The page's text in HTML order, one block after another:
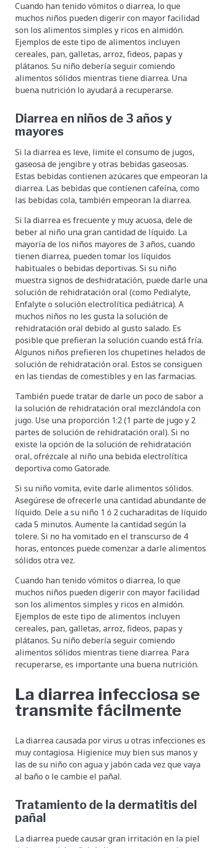
Cuando han tenido vómitos o diarrea, lo que
muchos niños pueden digerir con mayor facilidad
son los alimentos simples y ricos en almidón.
Ejemplos de este tipo de alimentos incluyen
cereales, pan, galletas, arroz, fideos, papas y
plátanos. Su niño debería seguir comiendo
alimentos sólidos mientras tiene diarrea. Una
buena nutrición lo ayudará a recuperarse.
Diarrea en niños de 3 años y
mayores
Si la diarrea es leve, limite el consumo de jugos,
gaseosa de jengibre y otras bebidas gaseosas.
Estas bebidas contienen azúcares que empeoran la
diarrea. Las bebidas que contienen cafeína, como
las bebidas cola, también empeoran la diarrea.
Si la diarrea es frecuente y muy acuosa, dele de
beber al niño una gran cantidad de líquido. La
mayoría de los niños mayores de 3 años, cuando
tienen diarrea, pueden tomar los líquidos
habituales o bebidas deportivas. Si su niño
muestra signos de deshidratación, puede darle una
solución de rehidratación oral (como Pedialyte,
Enfalyte o solución electrolítica pediátrica). A
muchos niños no les gusta la solución de
rehidratación oral debido al gusto salado. Es
posible que prefieran la solución cuando está fría.
Algunos niños prefieren los chupetines helados de
solución de rehidratación oral. Estos se consiguen
en las tiendas de comestibles y en las farmacias.
También puede tratar de darle un poco de sabor a
la solución de rehidratación oral mezclándola con
jugo. Use una proporción 1:2 (1 parte de jugo y 2
partes de solución de rehidratación oral). Si no
existe la opción de la solución de rehidratación
oral, ofrézcale al niño una bebida electrolítica
deportiva como Gatorade.
Si su niño vomita, evite darle alimentos sólidos.
Asegúrese de ofrecerle una cantidad abundante de
líquido. Dele a su niño 1 ó 2 cucharaditas de líquido
cada 5 minutos. Aumente la cantidad según la
tolere. Si no ha vomitado en el transcurso de 4
horas, entonces puede comenzar a darle alimentos
sólidos otra vez.
Cuando han tenido vómitos o diarrea, lo que
muchos niños pueden digerir con mayor facilidad
son los alimentos simples y ricos en almidón.
Ejemplos de este tipo de alimentos incluyen
cereales, pan, galletas, arroz, fideos, papas y
plátanos. Su niño debería seguir comiendo
alimentos sólidos mientras tiene diarrea. Para
recuperarse, es importante una buena nutrición.
La diarrea infecciosa se
transmite fácilmente
La diarrea causada por virus u otras infecciones es
muy contagiosa. Higienice muy bien sus manos y
las de su niño con agua y jabón cada vez que vaya
al baño o le cambie el pañal.
Tratamiento de la dermatitis del
pañal
La diarrea puede causar gran irritación en la piel